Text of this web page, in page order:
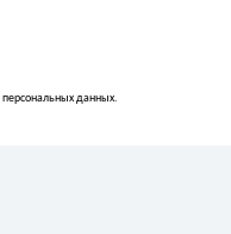
данных.